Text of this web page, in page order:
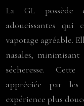
La GL possède
adoucissantes qui
vapotage agréable.
nasales,
sécheresse.
appréciée par
expérience plus